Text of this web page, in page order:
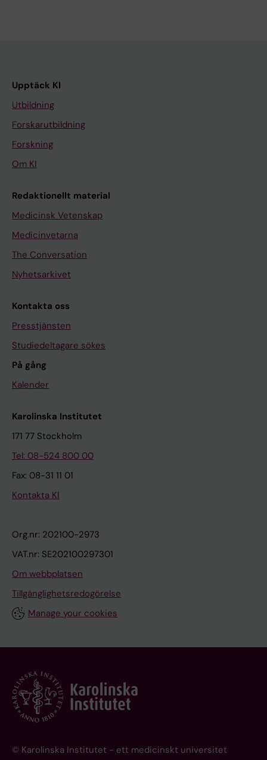
Upptäck KI
Utbildning
Forskarutbildning
Forskning
Om KI
Redaktionellt material
Medicinsk Vetenskap
Medicinvetarna
The Conversation
Nyhetsarkivet
Kontakta oss
Presstjänsten
Studiedeltagare sökes
På gång
Kalender
Karolinska Institutet
171 77 Stockholm
Tel: 08-524 800 00
Fax: 08-31 11 01
Kontakta KI
Org.nr: 202100-2973
VAT.nr: SE202100297301
Om webbplatsen
Tillgänglighetsredogörelse
Manage your cookies
© Karolinska Institutet - ett medicinskt universitet